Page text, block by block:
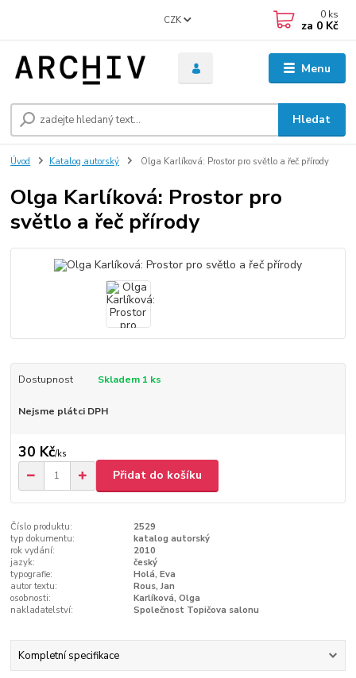
Menu
CZK
Hledat
0 ks
za 0 Kč
Úvod Katalog autorský Olga Karlíková: Prostor pro světlo a řeč přírody
Olga Karlíková: Prostor pro
světlo a řeč přírody
Dostupnost Skladem 1 ks
Nejsme plátci DPH
30 Kč/ks
Přidat do košíku
Číslo produktu:
2529
typ dokumentu:
katalog autorský
rok vydání:
2010
jazyk:
český
typografie:
Holá, Eva
autor textu:
Rous, Jan
osobnosti:
Karlíková, Olga
nakladatelství:
Společnost Topičova salonu
Kompletní specifikace